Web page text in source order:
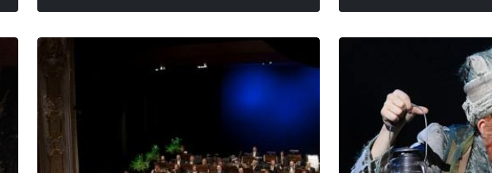
Experidance